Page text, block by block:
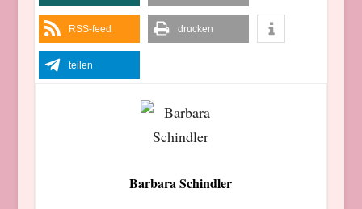
RSS-feed drucken
teilen
Barbara Schindler